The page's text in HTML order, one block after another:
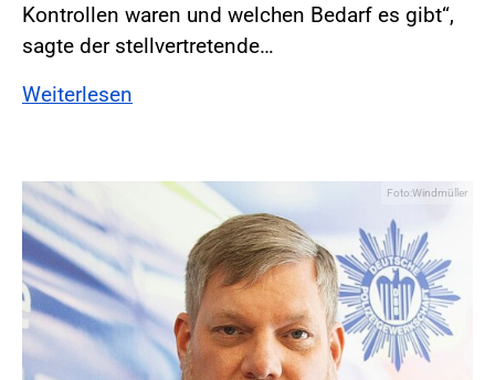
Kontrollen waren und welchen Bedarf es gibt“,
sagte der stellvertretende…
Weiterlesen
Foto:Windmüller